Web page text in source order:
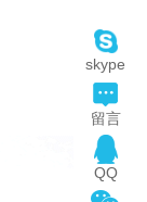
skype
留言
QQ